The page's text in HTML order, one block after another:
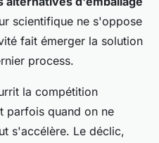
scientifique ne s'oppose
fait émerger la solution
process.
la compétition
parfois quand on ne
s'accélère. Le déclic,